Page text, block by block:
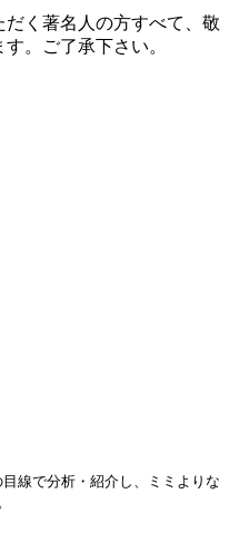
く著名人の方すべて、敬
。ご了承下さい。
線で分析・紹介し、ミミよりな